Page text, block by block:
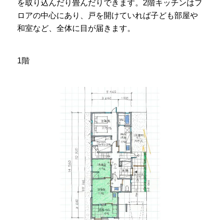
を取り込んだり畳んだりできます。2階キッチンはフ
ロアの中心にあり、戸を開けていれば子ども部屋や
和室など、全体に目が届きます。
1階